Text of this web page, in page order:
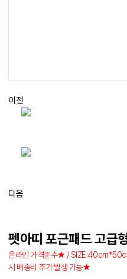
이전
다음
펫아띠 포근패드 고급
온라인 가격준수★ /
시 배송비 추가 발생 가능★